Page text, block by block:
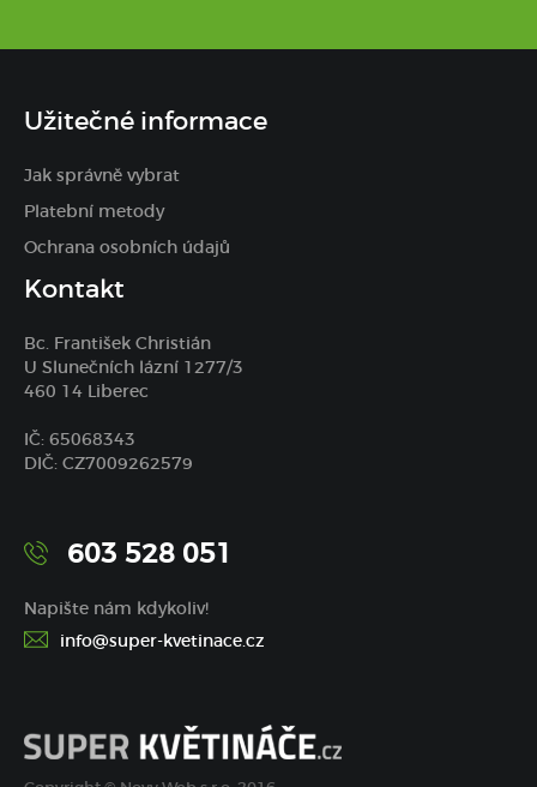
Užitečné informace
Jak správně vybrat
Platební metody
Ochrana osobních údajů
Kontakt
Bc. František Christián
U Slunečních lázní 1277/3
460 14 Liberec
IČ: 65068343
DIČ: CZ7009262579
603 528 051
Napište nám kdykoliv!
info@super-kvetinace.cz